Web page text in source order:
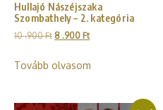
Hullajó Nászéjszaka
Szombathely – 2. kategória
10 .900Ft 8 .900 Ft
Tovább olvasom